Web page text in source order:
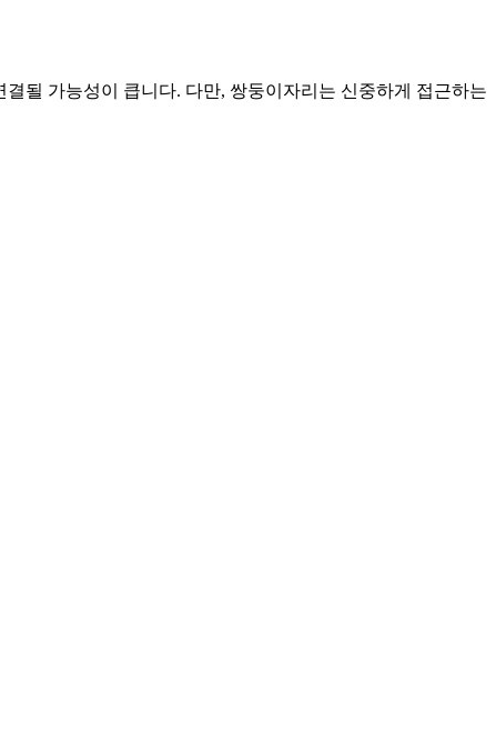
될 가능성이 큽니다. 다만, 쌍둥이자리는 신중하게 접근하는